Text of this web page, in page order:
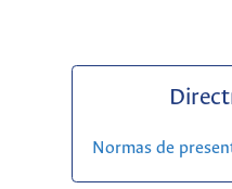
Normas de